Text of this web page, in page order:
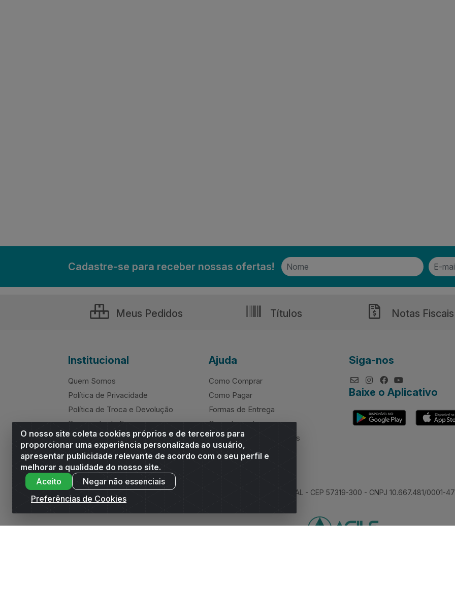
O nosso site coleta cookies próprios e de terceiros para
proporcionar uma experiência personalizada ao usuário,
apresentar publicidade relevante de acordo com o seu perfil e
melhorar a qualidade do nosso site.
Aceito
Negar não essenciais
Preferências de Cookies
Cadastre-se para receber nossas ofertas!
Meus Pedidos Títulos Notas Fiscais
Institucional
Quem Somos
Política de Privacidade
Política de Troca e Devolução
Regimento do E-commerce
Andrade Online
Ajuda
Como Comprar
Como Pagar
Formas de Entrega
Cancelamentos
Ressarcimento de valores
Siga-nos
Baixe o Aplicativo
Andrade Distribuidor - ROD AL 110, n° 1401 - Sitio Moco, Arapiraca/AL - CEP 57319-300 - CNPJ 10.667.481/0001-47